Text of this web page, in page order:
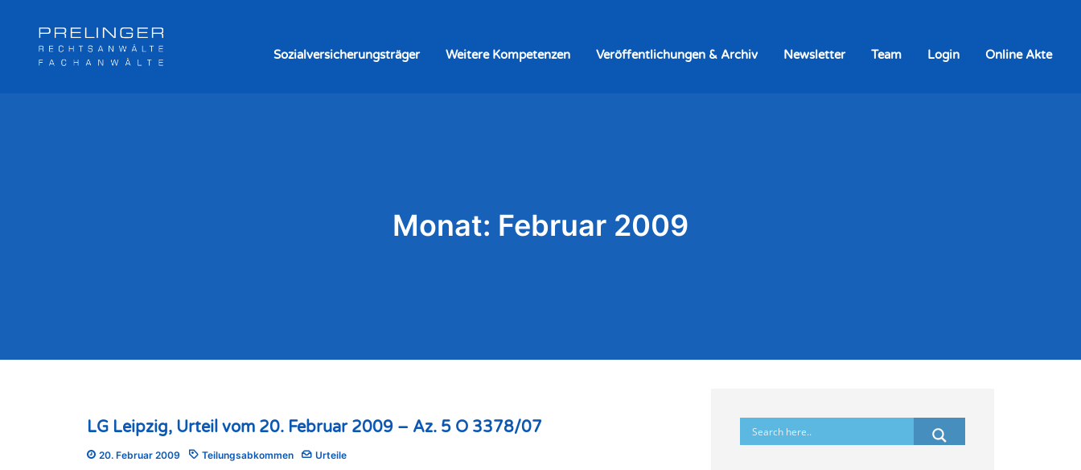
Sozialversicherungsträger Weitere Kompetenzen Veröffentlichungen & Archiv Newsletter Team Login Online Akte
Monat: Februar 2009
LG Leipzig, Urteil vom 20. Februar 2009 – Az. 5 O 3378/07
20. Februar 2009 Teilungsabkommen Urteile